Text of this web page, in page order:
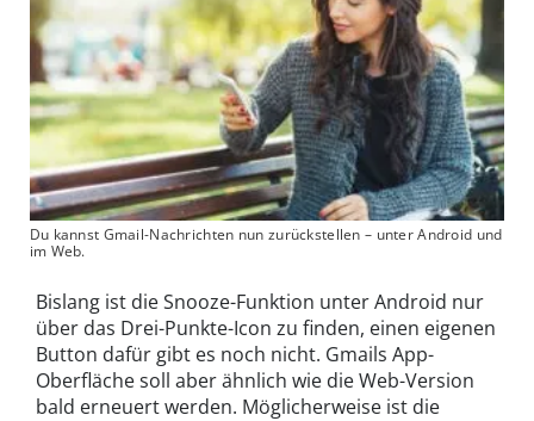
Du kannst Gmail-Nachrichten nun zurückstellen – unter Android und
im Web.
Bislang ist die Snooze-Funktion unter Android nur
über das Drei-Punkte-Icon zu finden, einen eigenen
Button dafür gibt es noch nicht. Gmails App-
Oberfläche soll aber ähnlich wie die Web-Version
bald erneuert werden. Möglicherweise ist die